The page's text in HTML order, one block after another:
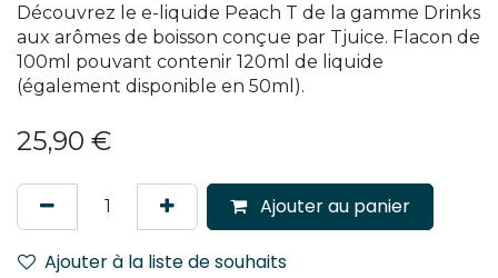
Découvrez le e-liquide Peach T de la gamme Drinks
aux arômes de boisson conçue par Tjuice. Flacon de
100ml pouvant contenir 120ml de liquide
(également disponible en 50ml).
25,90 €
Ajouter au panier
Ajouter à la liste de souhaits